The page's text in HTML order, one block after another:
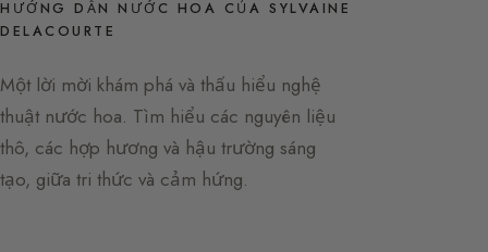
HƯỚNG DẪN NƯỚC HOA CỦA SYLVAINE
DELACOURTE
Một lời mời khám phá và thấu hiểu nghệ
thuật nước hoa. Tìm hiểu các nguyên liệu
thô, các hợp hương và hậu trường sáng
tạo, giữa tri thức và cảm hứng.